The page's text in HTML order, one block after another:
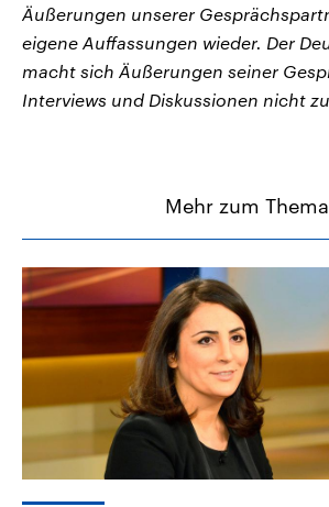
Äußerungen unserer
eigene Auffassungen wieder. Der
macht sich Äußerungen seiner
Interviews und Diskussionen nicht
Mehr zum Thema